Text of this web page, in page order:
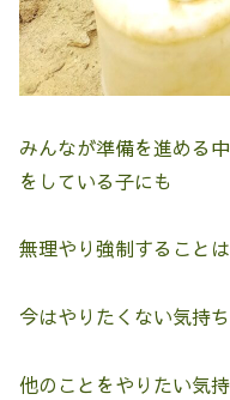
みんなが準備を進める
をしている子にも
無理やり強制することは
今はやりたくない気持ち
他のことをやりたい気